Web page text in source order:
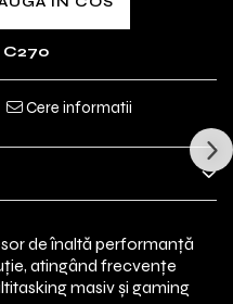
C270
Cere informatii
de înaltă performanță
atingând frecvențe
masiv și gaming